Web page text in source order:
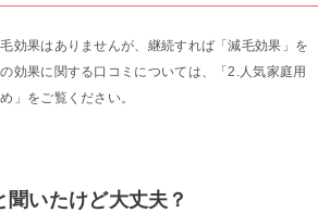
効果はありませんが、継続すれば「減毛効果」を
効果に関する口コミについては、「2.人気家庭用
」をご覧ください。
いたけど大丈夫？